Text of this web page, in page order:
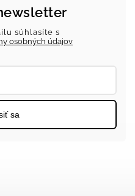
súhlasíte s
osobných údajov
sa